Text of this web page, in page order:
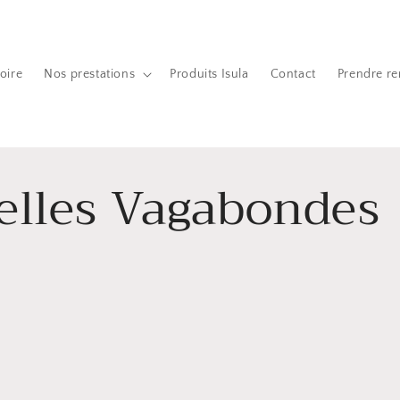
Nos prestations Produits Isula Contact Prendre
Vagabondes